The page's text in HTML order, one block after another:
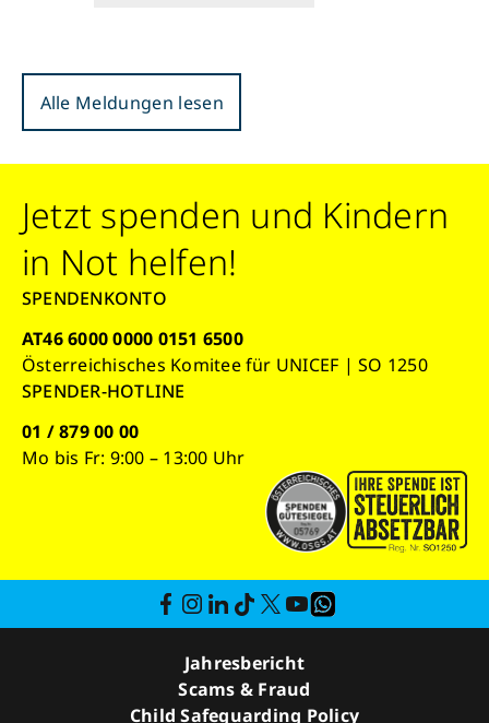
Alle Meldungen lesen
Jetzt spenden und Kindern
in Not helfen!
SPENDENKONTO
AT46 6000 0000 0151 6500
Österreichisches Komitee für UNICEF | SO 1250
SPENDER-HOTLINE
01 / 879 00 00
Mo bis Fr: 9:00 – 13:00 Uhr
Jahresbericht
Scams & Fraud
Child Safeguarding Policy